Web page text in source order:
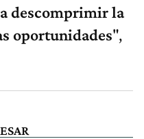
descomprimir la
oportunidades",